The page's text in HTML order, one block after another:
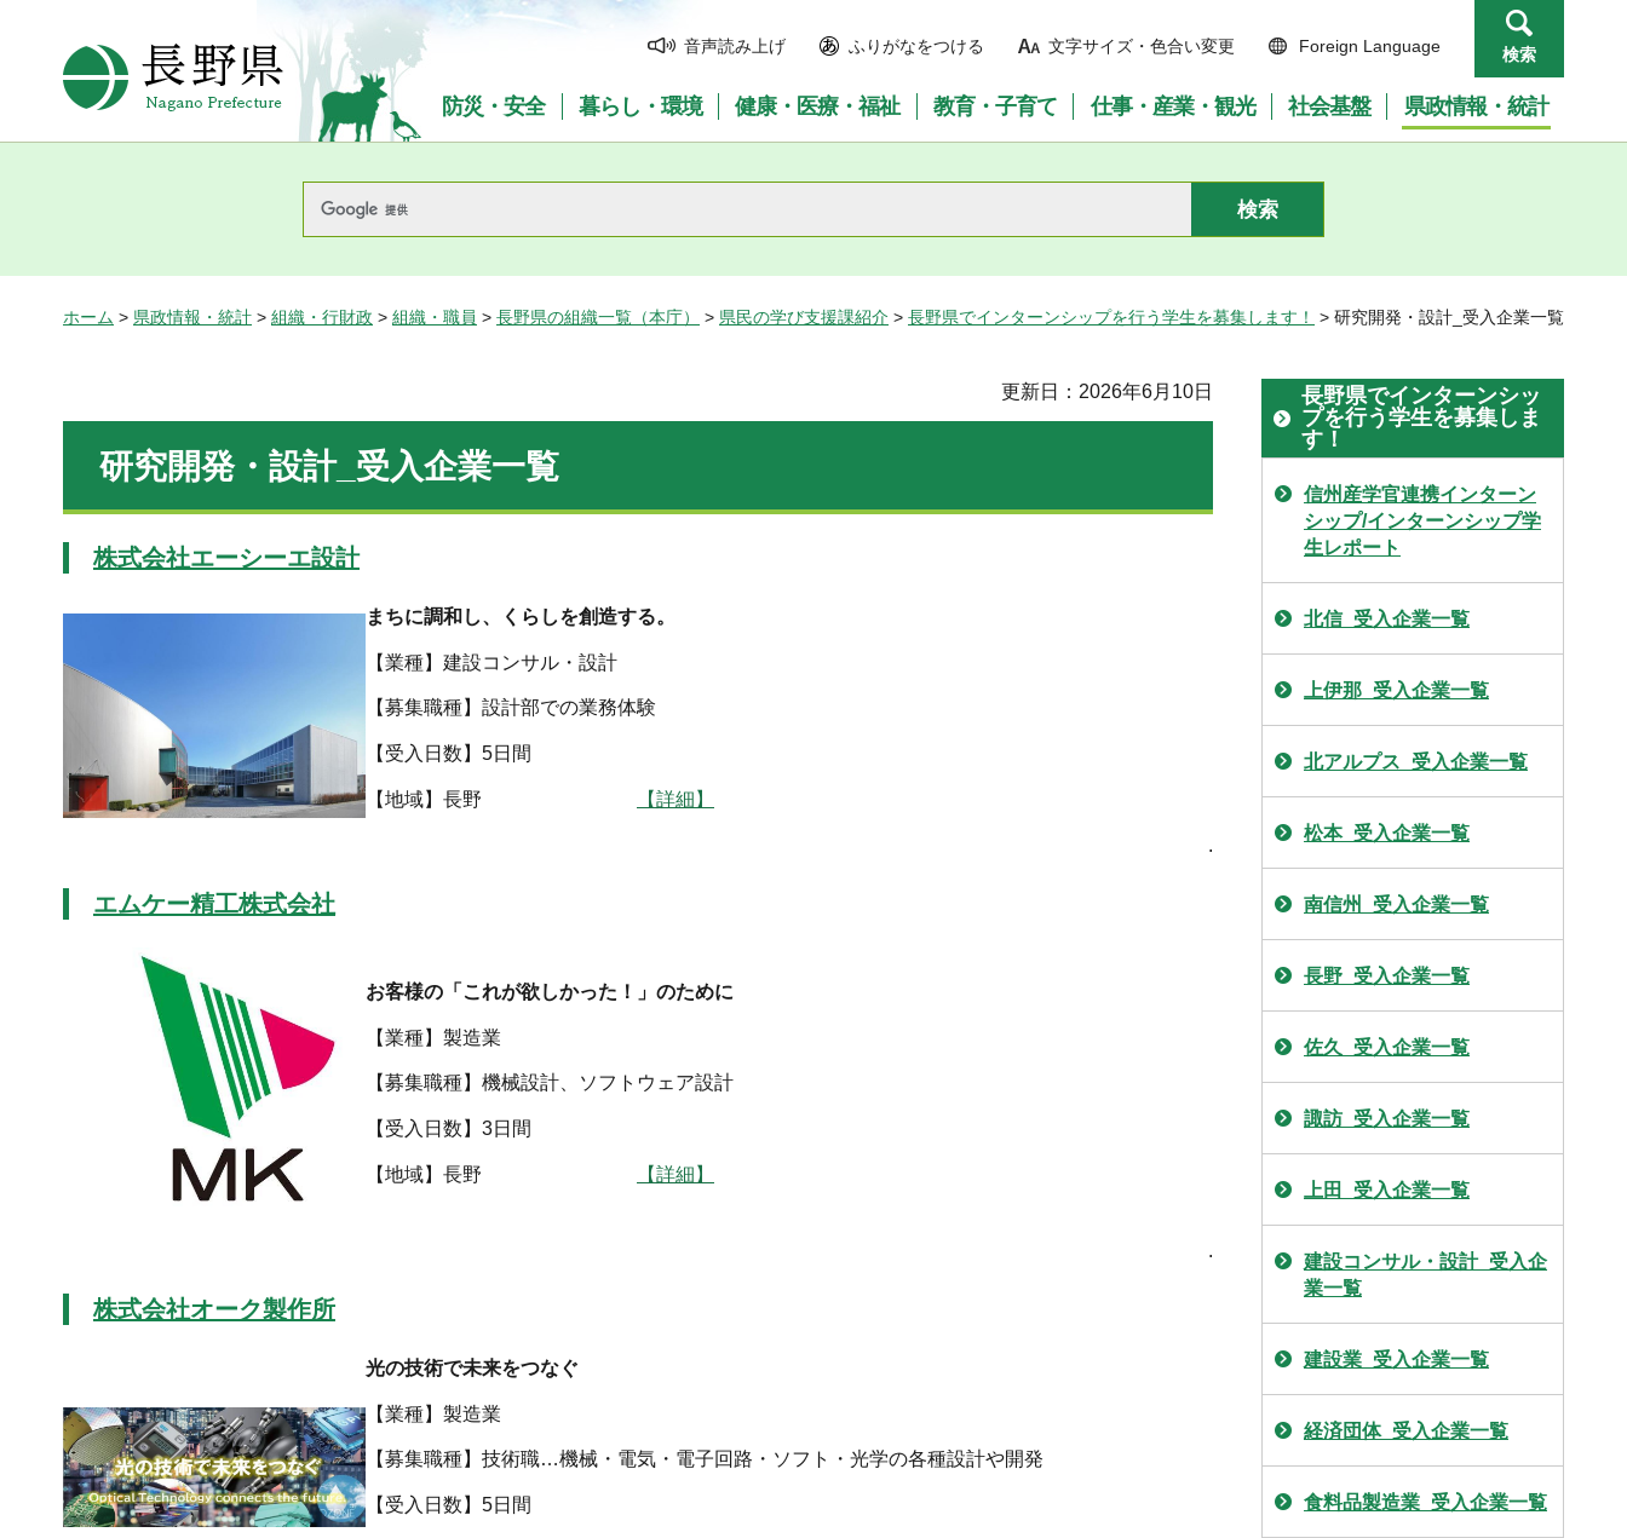
長野県Nagano Prefecture
音声読み上げ ふりがなをつける 文字サイズ・色合い変更 Foreign Language 検索
防災・安全 暮らし・環境 健康・医療・福祉 教育・子育て 仕事・産業・観光 社会基盤 県政情報・統計
ホーム > 県政情報・統計 > 組織・行財政 > 組織・職員 > 長野県の組織一覧（本庁） > 県民の学び支援課紹介 > 長野県でインターンシップを行う学生を募集します！ > 研究開発・設計_受入企業一覧
更新日：2026年6月10日
研究開発・設計_受入企業一覧
株式会社エーシーエ設計
まちに調和し、くらしを創造する。
【業種】建設コンサル・設計
【募集職種】設計部での業務体験
【受入日数】5日間
【地域】長野 【詳細】
.
エムケー精工株式会社
お客様の「これが欲しかった！」のために
【業種】製造業
【募集職種】機械設計、ソフトウェア設計
【受入日数】3日間
【地域】長野 【詳細】
.
株式会社オーク製作所
光の技術で未来をつなぐ
【業種】製造業
【募集職種】技術職…機械・電気・電子回路・ソフト・光学の各種設計や開発
【受入日数】5日間
長野県でインターンシッ
プを行う学生を募集しま
す！
信州産学官連携インターン
シップ/インターンシップ学
生レポート
北信_受入企業一覧
上伊那_受入企業一覧
北アルプス_受入企業一覧
松本_受入企業一覧
南信州_受入企業一覧
長野_受入企業一覧
佐久_受入企業一覧
諏訪_受入企業一覧
上田_受入企業一覧
建設コンサル・設計_受入企
業一覧
建設業_受入企業一覧
経済団体_受入企業一覧
食料品製造業_受入企業一覧